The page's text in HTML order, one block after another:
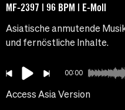
MF-2397 | 96 BPM | E-Moll
Asiatische anmutende
und fernöstliche Inhalte.
00:00
Access Asia Version